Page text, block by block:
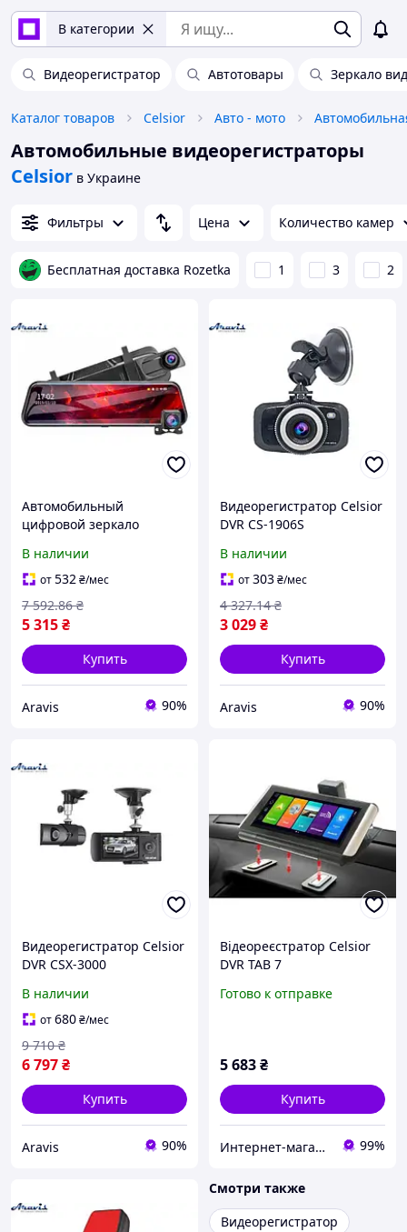
В категории
Видеорегистратор Автотовары Зеркало
Каталог товаров Celsior Авто - мото
Автомобильные видеорегистраторы
Celsior в Украине
Фильтры Цена Количество камер
Бесплатная доставка Rozetka 1 3 2
Автомобильный
цифровой зеркало
CELSIOR M5 DVR
В наличии
от532₴/мес
5 315₴
7 592.86 ₴
Купить
Aravis 90%
Видеорегистратор Celsior
DVR CS-1906S
В наличии
от303₴/мес
3 029₴
4 327.14 ₴
Купить
Aravis 90%
Видеорегистратор Celsior
DVR CSX-3000
В наличии
от680₴/мес
6 797₴
9 710 ₴
Купить
Aravis 90%
Відеореєстратор Celsior
DVR TAB 7
Готово к отправке
5 683₴
Купить
Интернет-магазин «Autotoys» 99%
Смотри также
Видеорегистратор